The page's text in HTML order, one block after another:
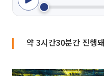
약 3시간30분간 진행